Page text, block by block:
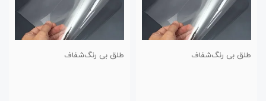
طلق بی رنگ‌شفاف طلق بی رنگ‌شفاف